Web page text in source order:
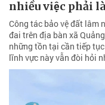
nhiều việc phải
Công tác bảo vệ đất lâm
đai trên địa bàn xã
những tồn tại cần tiếp
lĩnh vực này vẫn đòi hỏi